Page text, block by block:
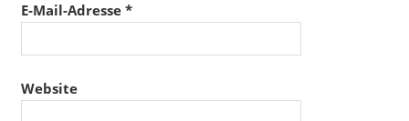
E-Mail-Adresse *
Website